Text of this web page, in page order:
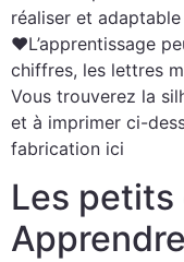
réaliser et
♥L’apprentissage
chiffres, les lettres
Vous trouverez la
et à imprimer ci-
fabrication ici
Les